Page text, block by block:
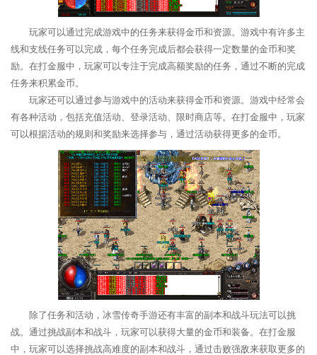
玩家可以通过完成游戏中的任务来获得金币和资源。游戏中有许多主
线和支线任务可以完成，每个任务完成后都会获得一定数量的金币和奖
励。在打金服中，玩家可以专注于完成高额奖励的任务，通过不断的完成
任务来积累金币。
玩家还可以通过参与游戏中的活动来获得金币和资源。游戏中经常会
有各种活动，包括充值活动、登录活动、限时商店等。在打金服中，玩家
可以根据活动的规则和奖励来选择参与，通过活动获得更多的金币。
除了任务和活动，冰雪传奇手游还有丰富的副本和战斗玩法可以挑
战。通过挑战副本和战斗，玩家可以获得大量的金币和装备。在打金服
中，玩家可以选择挑战高难度的副本和战斗，通过击败强敌来获取更多的